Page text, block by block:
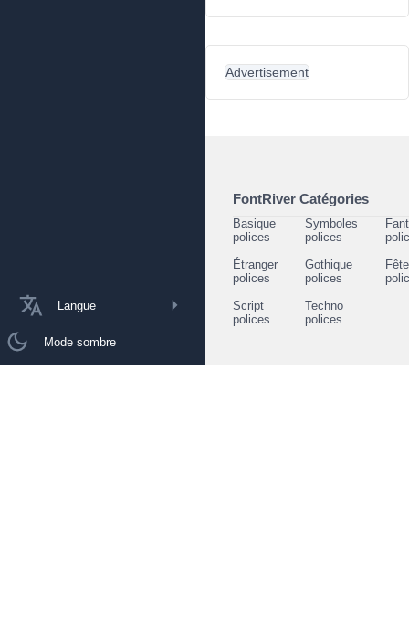
Langue
Mode sombre
Advertisement
FontRiver Catégories
Basique
polices
Symboles
polices
Étranger
polices
Gothique
polices
Script
polices
Techno
polices